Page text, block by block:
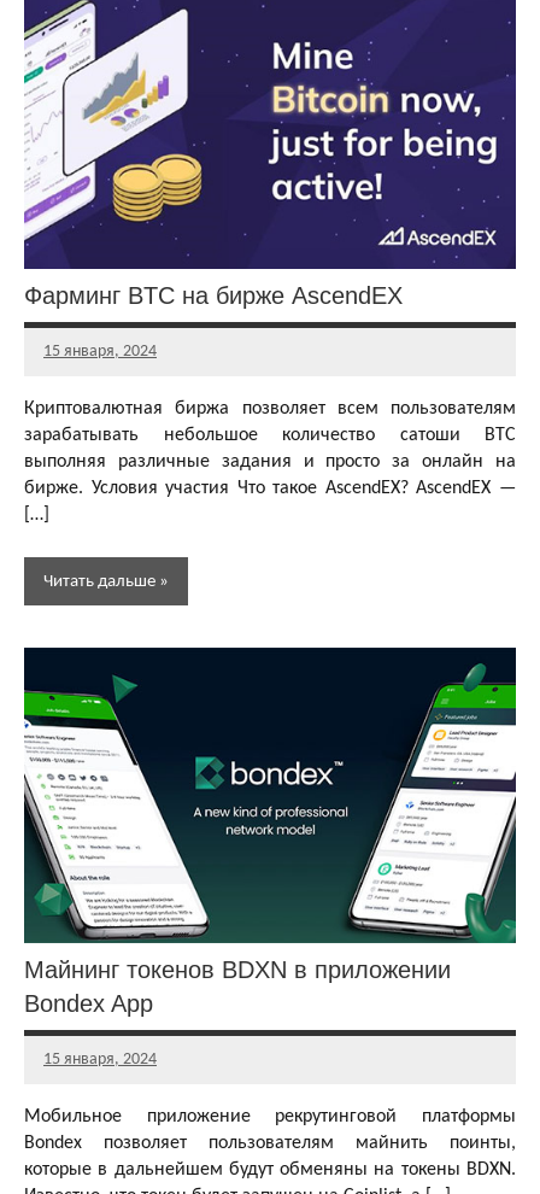
розыгрыши
криптовалют
Активности
Бесплатная
криптовалюта
Фарминг BTC на бирже AscendEX
15 января, 2024
Главный
Криптовалютная биржа позволяет всем пользователям
зарабатывать небольшое количество сатоши BTC
выполняя различные задания и просто за онлайн на
бирже. Условия участия Что такое AscendEX? AscendEX —
[…]
Читать дальше
розыгрыши
криптовалют
Активности
Другие
раздачи
Майнинг токенов BDXN в приложении
Bondex App
15 января, 2024
Главный
Мобильное приложение рекрутинговой платформы
Bondex позволяет пользователям майнить поинты,
которые в дальнейшем будут обменяны на токены BDXN.